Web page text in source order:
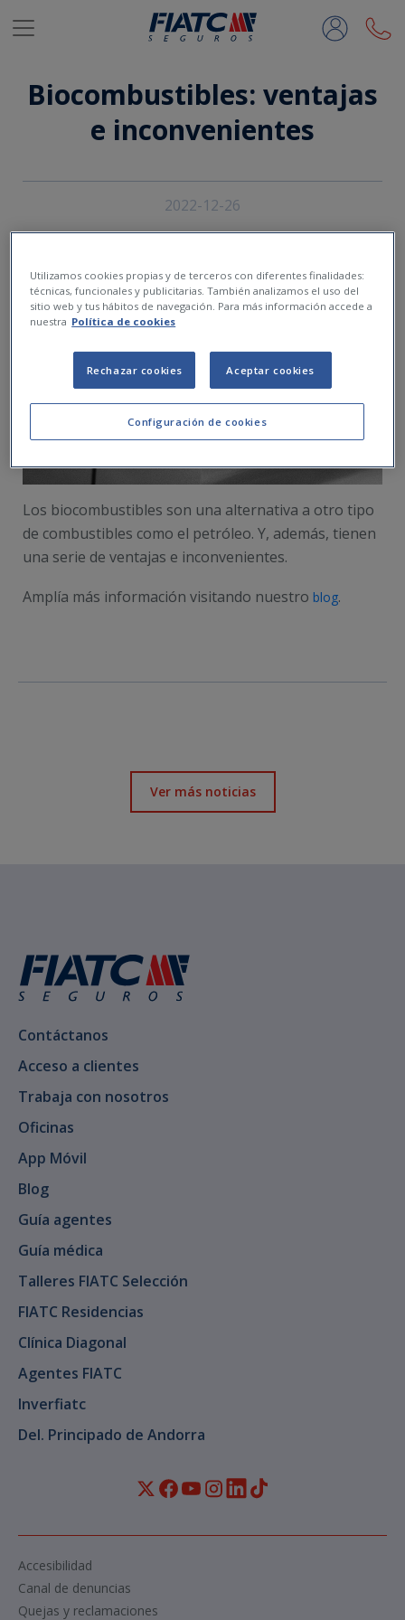
Saltar al contenido principal
Biocombustibles: ventajas
e inconvenientes
2022-12-26
Los biocombustibles son una alternativa a otro tipo
de combustibles como el petróleo. Y, además, tienen
una serie de ventajas e inconvenientes.
Amplía más información visitando nuestro blog.
Ver más noticias
Contáctanos
Acceso a clientes
Trabaja con nosotros
Oficinas
App Móvil
Blog
Guía agentes
Guía médica
Talleres FIATC Selección
FIATC Residencias
Clínica Diagonal
Agentes FIATC
Inverfiatc
Del. Principado de Andorra
Quejas y reclamaciones
Canal de denuncias
Accesibilidad
Utilizamos cookies propias y de terceros con diferentes finalidades:
técnicas, funcionales y publicitarias. También analizamos el uso del
sitio web y tus hábitos de navegación. Para más información accede a
nuestra Política de cookies
Configuración de cookies
Rechazar cookies Aceptar cookies